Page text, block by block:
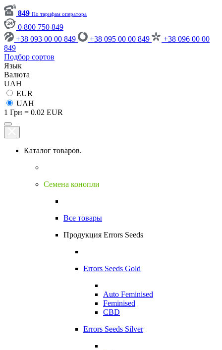
849 По тарифам оператора
0 800 750 849
+38 093 00 00 849
+38 095 00 00 849
+38 096 00 00
849
Подбор сортов
Язык
Валюта
UAH
EUR
UAH
1 Грн = 0.02 EUR
Каталог товаров.
Семена конопли
Все товары
Продукция Errors Seeds
Errors Seeds Gold
Auto Feminised
Feminised
CBD
Errors Seeds Silver